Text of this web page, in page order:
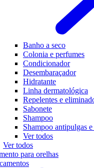
Banho a seco
Colonia e perfumes
Condicionador
Desembaraçador
Hidratante
Linha dermatológica
Repelentes e
Sabonete
Shampoo
Shampoo antipulgas
Ver todos
Ver todos
para orelhas